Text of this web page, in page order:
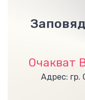
Очакват
Адрес: гр.